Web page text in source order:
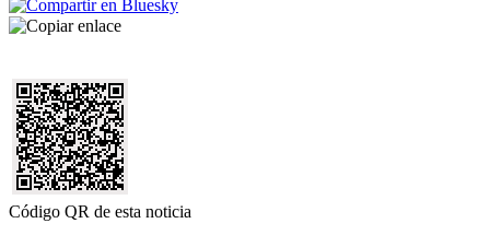
Código QR de esta noticia